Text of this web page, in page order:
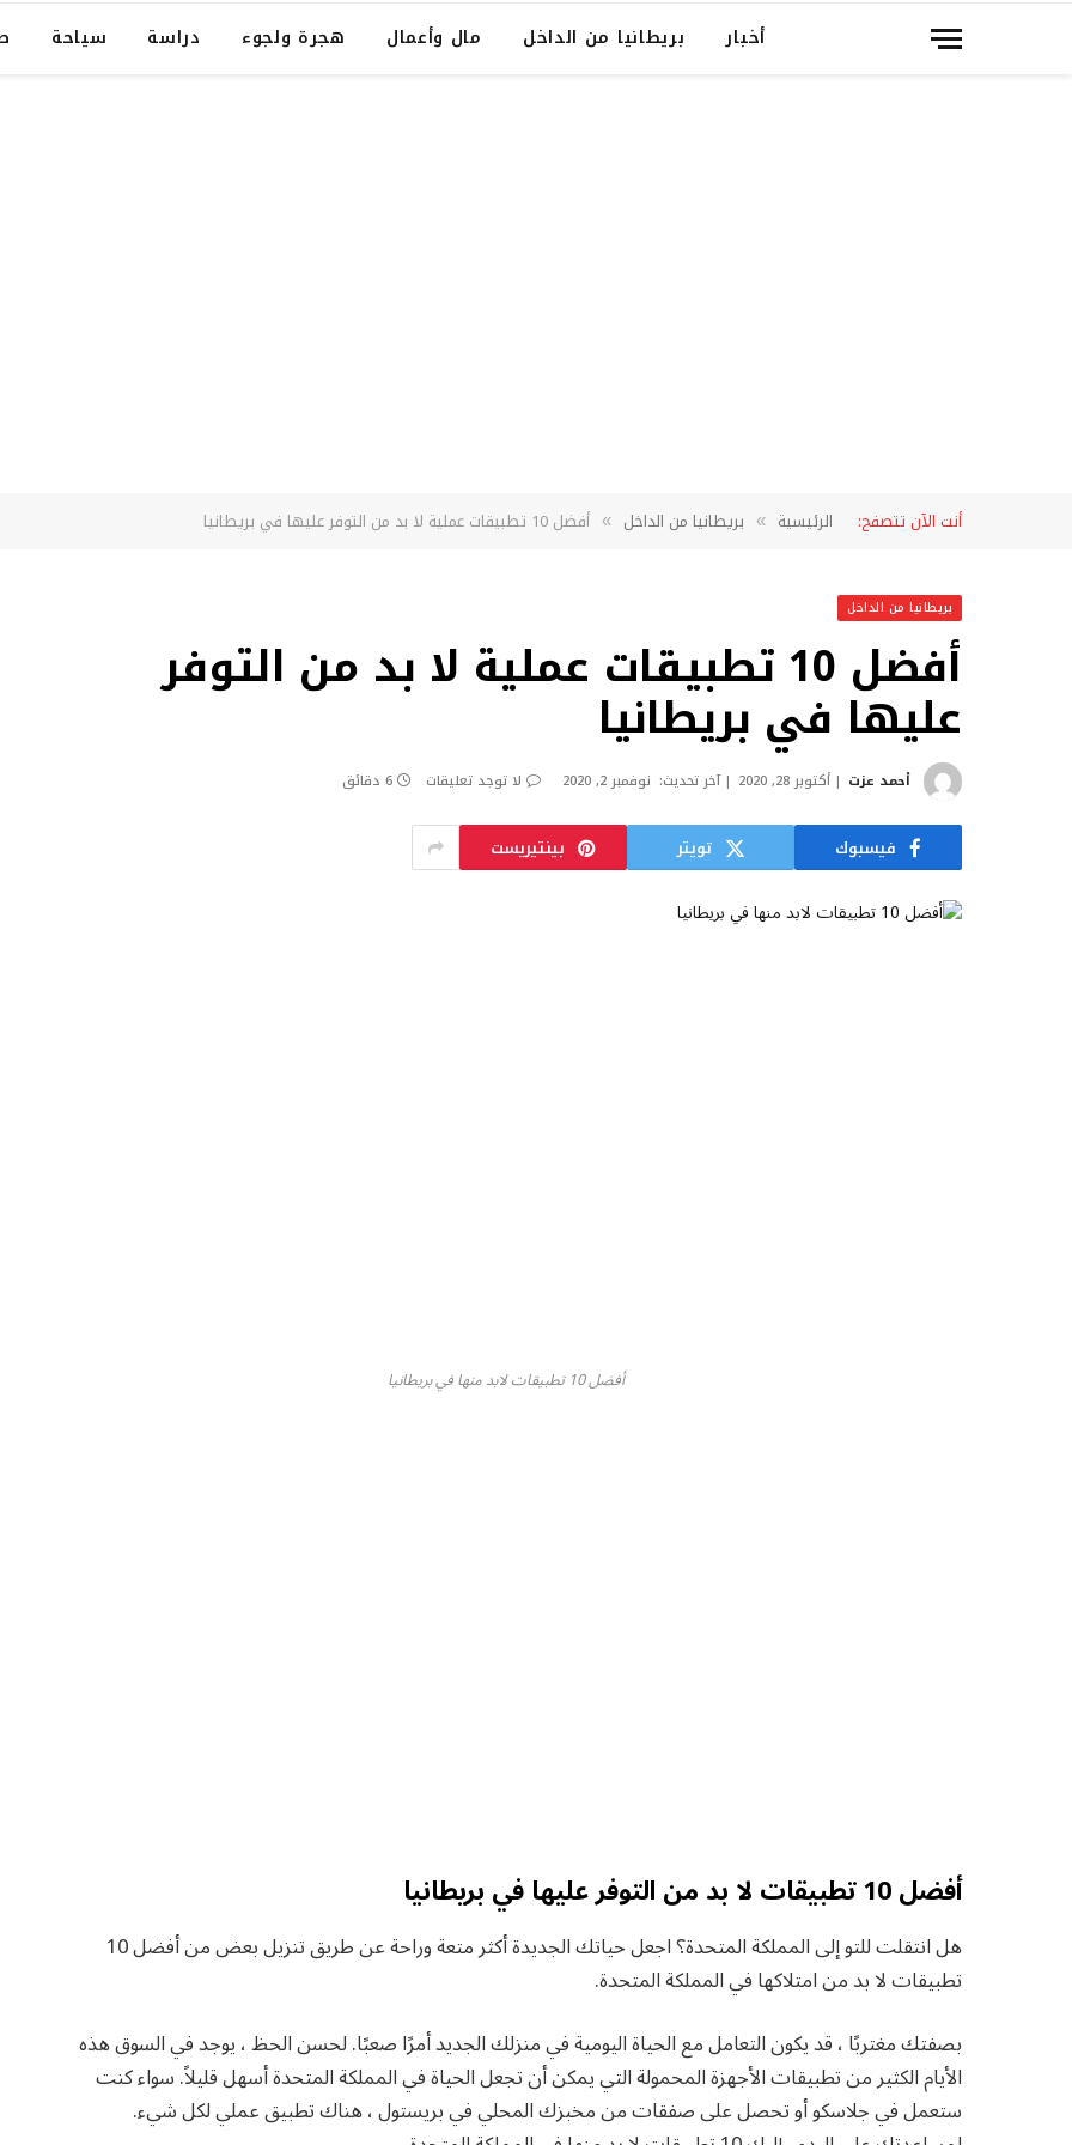
أخبار بريطانيا من الداخل مال وأعمال هجرة ولجوء دراسة سياحة
أنت الآن تتصفح: الرئيسية » بريطانيا من الداخل » أفضل 10 تطبيقات عملية لا بد من التوفر عليها في بريطانيا
بريطانيا من الداخل
أفضل 10 تطبيقات عملية لا بد من التوفر
عليها في بريطانيا
أحمد عزت أكتوبر 28, 2020 آخر تحديث: نوفمبر 2, 2020 لا توجد تعليقات 6 دقائق
فيسبوك تويتر بينتيريست
أفضل 10 تطبيقات لابد منها في بريطانيا
أفضل 10 تطبيقات لا بد من التوفر عليها في بريطانيا
هل انتقلت للتو إلى المملكة المتحدة؟ اجعل حياتك الجديدة أكثر متعة وراحة عن طريق تنزيل بعض من أفضل 10
تطبيقات لا بد من امتلاكها في المملكة المتحدة.
بصفتك مغتربًا ، قد يكون التعامل مع الحياة اليومية في منزلك الجديد أمرًا صعبًا. لحسن الحظ ، يوجد في السوق هذه
الأيام الكثير من تطبيقات الأجهزة المحمولة التي يمكن أن تجعل الحياة في المملكة المتحدة أسهل قليلاً. سواء كنت
ستعمل في جلاسكو أو تحصل على صفقات من مخبزك المحلي في بريستول ، هناك تطبيق عملي لكل شيء.